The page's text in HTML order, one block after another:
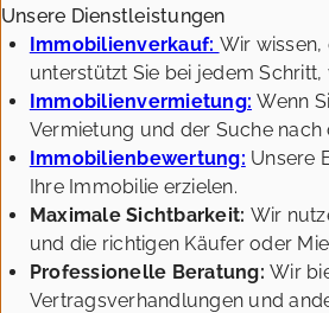
Unsere Dienstleistungen
Immobilienverkauf: Wir wissen,
unterstützt Sie bei jedem
Immobilienvermietung: Wenn
Vermietung und der Suche nach
Immobilienbewertung: Unsere
Ihre Immobilie erzielen.
Maximale Sichtbarkeit: Wir
und die richtigen Käufer oder
Professionelle Beratung: Wir
Vertragsverhandlungen und